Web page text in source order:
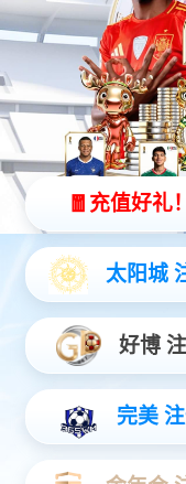
2025-06-18
2025-06-18
今年会
2023-01-03
今年会